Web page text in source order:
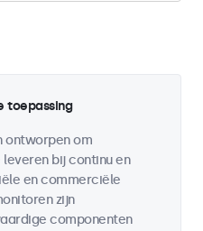
toepassing
ontworpen om
bij continu en
en commerciële
zijn
componenten